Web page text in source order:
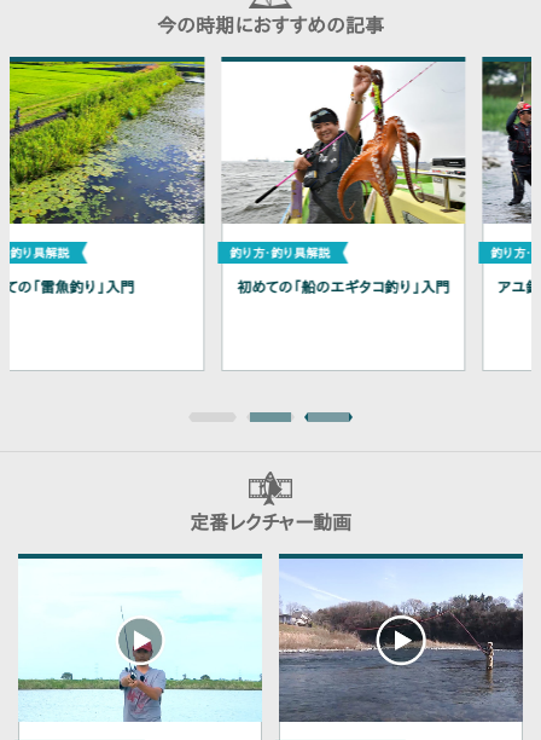
今の時期におすすめの記事
初めての「船のエギタコ釣り」入門 アユ釣り徹底攻略
定番レクチャー動画